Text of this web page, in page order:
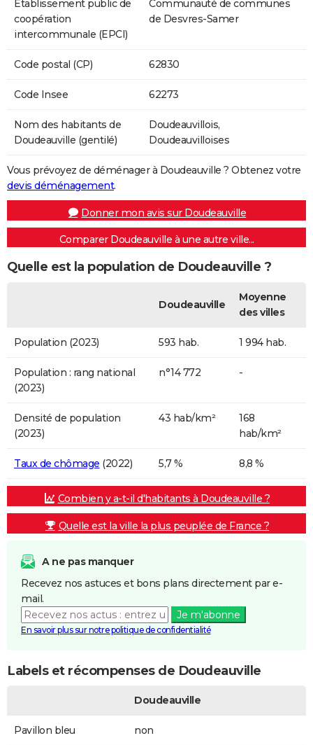
Etablissement public de
coopération
intercommunale (EPCI)
Communauté de communes
de Desvres-Samer
Code postal (CP) 62830
Code Insee 62273
Nom des habitants de
Doudeauville (gentilé)
Doudeauvillois,
Doudeauvilloises
Vous prévoyez de déménager à Doudeauville ? Obtenez votre
devis déménagement.
Donner mon avis sur Doudeauville
Comparer Doudeauville à une autre ville...
Quelle est la population de Doudeauville ?
Doudeauville
Moyenne
des villes
Population (2023) 593 hab. 1 994 hab.
Population : rang national
(2023)
n°14 772 -
Densité de population
(2023)
43 hab/km²
168
hab/km²
Taux de chômage (2022) 5,7 % 8,8 %
Combien y a-t-il d'habitants à Doudeauville ?
Quelle est la ville la plus peuplée de France ?
A ne pas manquer
Recevez nos astuces et bons plans directement par e-
mail.
Je m'abonne
En savoir plus sur notre politique de confidentialité
Labels et récompenses de Doudeauville
Doudeauville
Pavillon bleu non